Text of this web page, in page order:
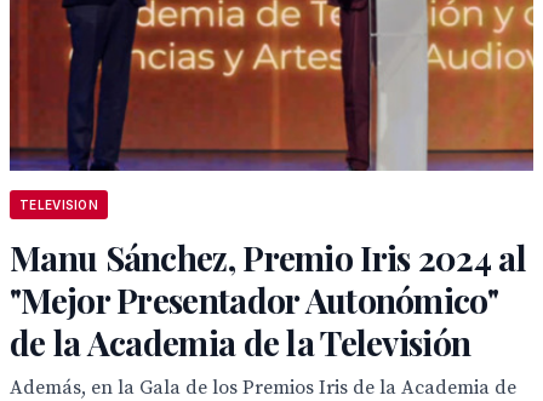
TELEVISION
Manu Sánchez, Premio Iris 2024 al
"Mejor Presentador Autonómico"
de la Academia de la Televisión
Además, en la Gala de los Premios Iris de la Academia de